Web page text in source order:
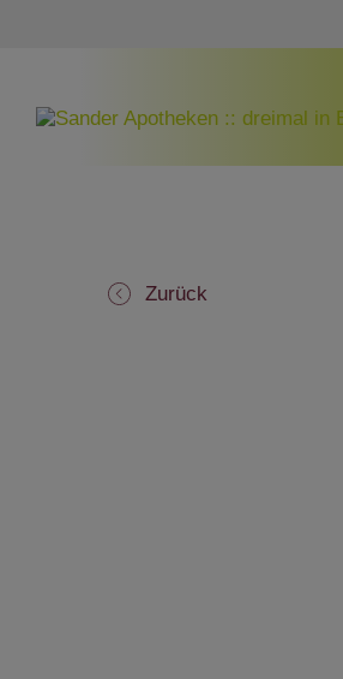
Zurück